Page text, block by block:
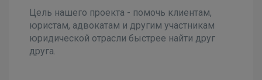
Цель нашего проекта - помочь клиентам,
юристам, адвокатам и другим участникам
юридической отрасли быстрее найти друг
друга.